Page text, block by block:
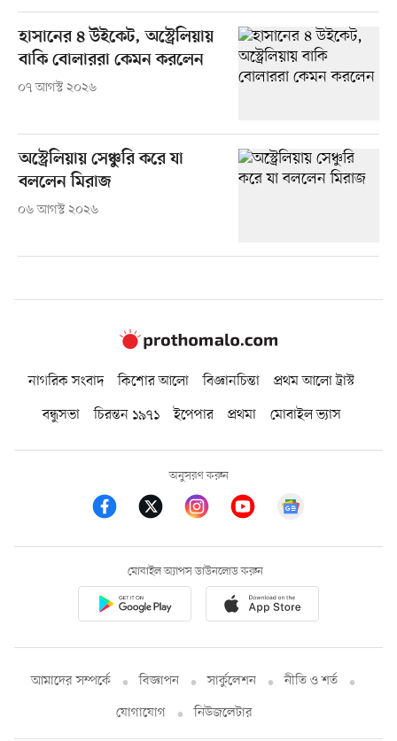
হাসানের ৪ উইকেট, অস্ট্রেলিয়ায়
বাকি বোলাররা কেমন করলেন
০৭ আগস্ট ২০২৬
অস্ট্রেলিয়ায় সেঞ্চুরি করে যা
বললেন মিরাজ
০৬ আগস্ট ২০২৬
নাগরিক সংবাদ কিশোর আলো বিজ্ঞানচিন্তা
প্রথম আলো ট্রাস্ট
বন্ধুসভা
চিরন্তন ১৯৭১ ইপেপার প্রথমা মোবাইল ভ্যাস
অনুসরণ করুন
মোবাইল অ্যাপস ডাউনলোড করুন
আমাদের সম্পর্কে বিজ্ঞাপন সার্কুলেশন
নীতি ও শর্ত
যোগাযোগ
নিউজলেটার